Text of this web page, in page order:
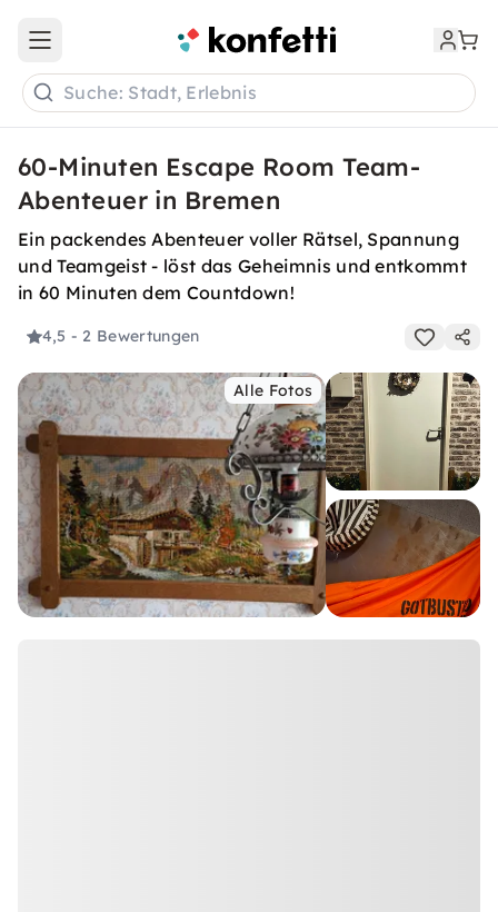
Open main menu
Suche: Stadt, Erlebnis
60-Minuten Escape Room Team-
Abenteuer in Bremen
Ein packendes Abenteuer voller Rätsel, Spannung
und Teamgeist - löst das Geheimnis und entkommt
in 60 Minuten dem Countdown!
4,5 - 2 Bewertungen
Alle Fotos